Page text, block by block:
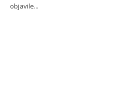
objavile...